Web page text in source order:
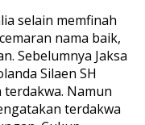
selain memfinah
nama baik,
Sebelumnya Jaksa
Silaen SH
Namun
terdakwa